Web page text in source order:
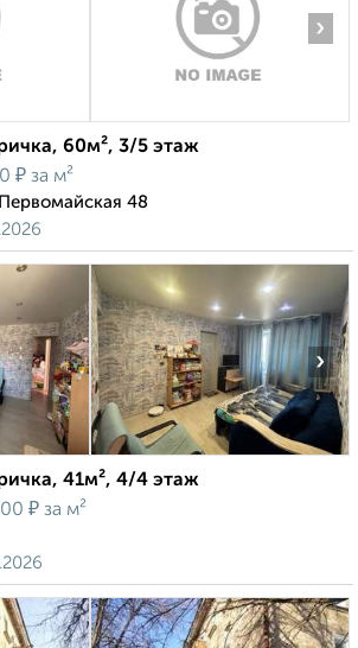
›
60м², 3/5 этаж
₽ за м²
48
›
41м², 4/4 этаж
₽ за м²